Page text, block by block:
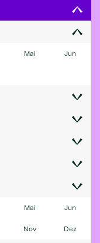
Mai Jun
Mai Jun
Nov Dez